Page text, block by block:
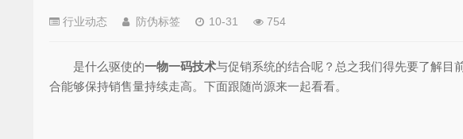
行业动态 防伪标签 10-31 754
是什么驱使的一物一码技术与促销系统的结合呢？总之我们得先要了解目
合能够保持销售量持续走高。下面跟随尚源来一起看看。